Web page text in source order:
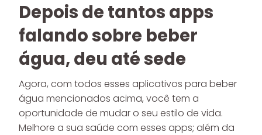
Depois de tantos apps
falando sobre beber
água, deu até sede
Agora, com todos esses aplicativos para beber
água mencionados acima, você tem a
oportunidade de mudar o seu estilo de vida.
Melhore a sua saúde com esses apps; além da